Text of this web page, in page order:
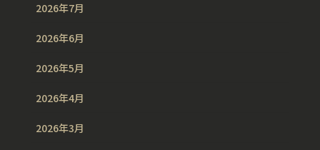
2026年7月
2026年6月
2026年5月
2026年4月
2026年3月